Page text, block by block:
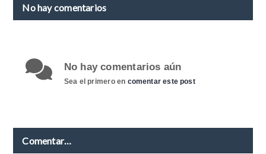
No hay comentarios
No hay comentarios aún
Sea el primero en comentar este post
Comentar…